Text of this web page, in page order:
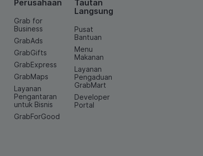
Perusahaan
Grab for
Business
GrabAds
GrabGifts
GrabExpress
GrabMaps
Layanan
Pengantaran
untuk Bisnis
GrabForGood
Tautan
Langsung
Pusat
Bantuan
Menu
Makanan
Layanan
Pengaduan
GrabMart
Developer
Portal